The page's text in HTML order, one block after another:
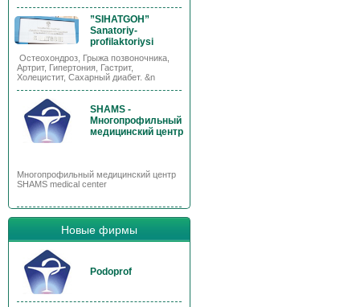
”SIHATGOH”
Sanatoriy-
profilaktoriysi
Остеохондроз, Грыжа позвоночника,
Артрит, Гипертония, Гастрит,
Холецистит, Сахарный диабет. &n
SHAMS -
Многопрофильный
медицинский центр
Многопрофильный медицинский центр
SHAMS medical center
Новые фирмы
Podoprof